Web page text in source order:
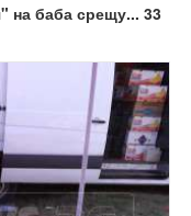
на баба срещу... 33